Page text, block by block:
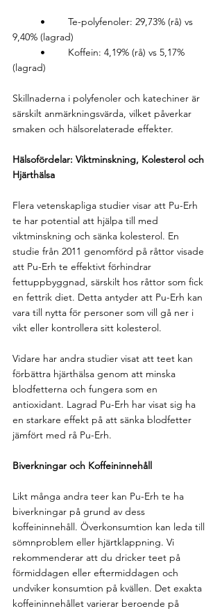
9,40% (lagrad)
(lagrad)
Skillnaderna i polyfenoler och katechiner är
särskilt anmärkningsvärda, vilket påverkar
smaken och hälsorelaterade effekter.
Hälsofördelar: Viktminskning, Kolesterol och
Hjärthälsa
Flera vetenskapliga studier visar att Pu-Erh
te har potential att hjälpa till med
viktminskning och sänka kolesterol. En
studie från 2011 genomförd på råttor visade
att Pu-Erh te effektivt förhindrar
fettuppbyggnad, särskilt hos råttor som fick
en fettrik diet. Detta antyder att Pu-Erh kan
vara till nytta för personer som vill gå ner i
vikt eller kontrollera sitt kolesterol.
Vidare har andra studier visat att teet kan
förbättra hjärthälsa genom att minska
blodfetterna och fungera som en
antioxidant. Lagrad Pu-Erh har visat sig ha
en starkare effekt på att sänka blodfetter
jämfört med rå Pu-Erh.
Biverkningar och Koffeininnehåll
Likt många andra teer kan Pu-Erh te ha
biverkningar på grund av dess
koffeininnehåll. Överkonsumtion kan leda till
sömnproblem eller hjärtklappning. Vi
rekommenderar att du dricker teet på
förmiddagen eller eftermiddagen och
undviker konsumtion på kvällen. Det exakta
koffeininnehållet varierar beroende på